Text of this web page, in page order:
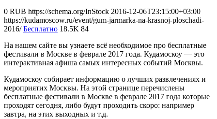
0 RUB https://schema.org/InStock 2016-12-06T23:15:00+03:00
https://kudamoscow.ru/event/gum-jarmarka-na-krasnoj-ploschadi-
2016/ Бесплатно 18.5K 84
На нашем сайте вы узнаете всё необходимое про бесплатные
фестивали в Москве в феврале 2017 года. Кудамоскоу — это
интерактивная афиша самых интересных событий Москвы.
Кудамоскоу собирает информацию о лучших развлечениях и
мероприятих Москвы. На этой странице перечислены
бесплатные фестивали в Москве в феврале 2017 года которые
проходят сегодня, либо будут проходить скоро: например
завтра, на этих выходных и т.д.